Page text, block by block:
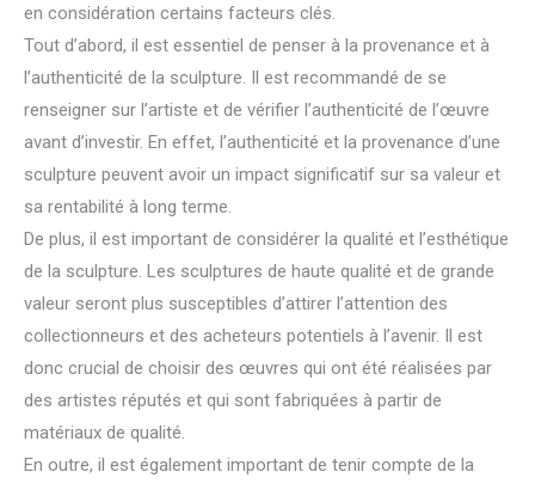
en considération certains facteurs clés.
Tout d’abord, il est essentiel de penser à la provenance et à
l’authenticité de la sculpture. Il est recommandé de se
renseigner sur l’artiste et de vérifier l’authenticité de l’œuvre
avant d’investir. En effet, l’authenticité et la provenance d’une
sculpture peuvent avoir un impact significatif sur sa valeur et
sa rentabilité à long terme.
De plus, il est important de considérer la qualité et l’esthétique
de la sculpture. Les sculptures de haute qualité et de grande
valeur seront plus susceptibles d’attirer l’attention des
collectionneurs et des acheteurs potentiels à l’avenir. Il est
donc crucial de choisir des œuvres qui ont été réalisées par
des artistes réputés et qui sont fabriquées à partir de
matériaux de qualité.
En outre, il est également important de tenir compte de la